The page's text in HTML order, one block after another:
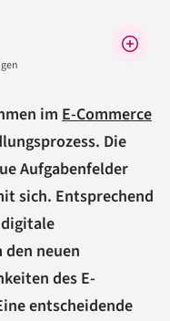
sich das?
im E-Commerce
Die
Aufgabenfelder
sich. Entsprechend
neuen
des E-
entscheidende